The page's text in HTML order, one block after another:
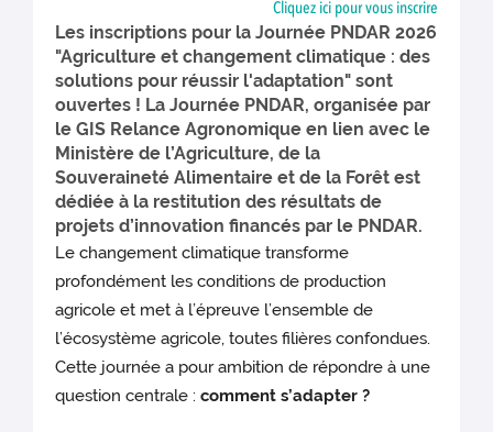
Cliquez ici pour vous inscrire
Les inscriptions pour la Journée PNDAR 2026
"Agriculture et changement climatique : des
solutions pour réussir l'adaptation" sont
ouvertes ! La Journée PNDAR, organisée par
le GIS Relance Agronomique en lien avec le
Ministère de l’Agriculture, de la
Souveraineté Alimentaire et de la Forêt est
dédiée à la restitution des résultats de
projets d’innovation financés par le PNDAR.
Le changement climatique transforme
profondément les conditions de production
agricole et met à l’épreuve l’ensemble de
l’écosystème agricole, toutes filières confondues.
Cette journée a pour ambition de répondre à une
question centrale :comment s’adapter ?